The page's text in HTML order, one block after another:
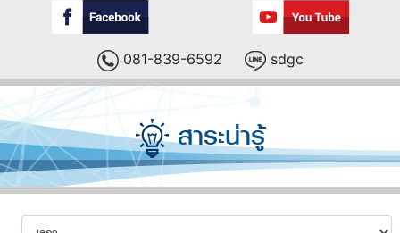
081-839-6592 sdgc
สาระน่ารู้